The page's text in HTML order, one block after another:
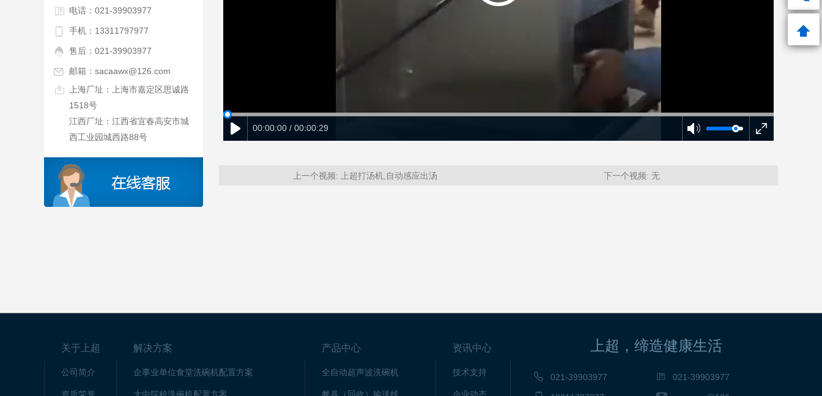
电话：021-39903977
手机：13311797977
售后：021-39903977
邮箱：sacaawx@126.com
上海厂址：上海市嘉定区思诚路
1518号
江西厂址：江西省宜春高安市城
西工业园城西路88号
00:00:00 / 00:00:29
上一个视频: 上超打汤机,自动感应出汤 下一个视频: 无
关于上超
公司简介
解决方案
企事业单位食堂洗碗机配置方案
产品中心
全自动超声波洗碗机
资讯中心
技术支持
上超，缔造健康生活
021-39903977 021-39903977